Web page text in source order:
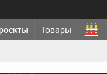
Товары